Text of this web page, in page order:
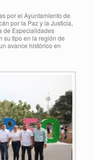
por el Ayuntamiento de
por la Paz y la Justicia,
de Especialidades
su tipo en la región de
avance histórico en